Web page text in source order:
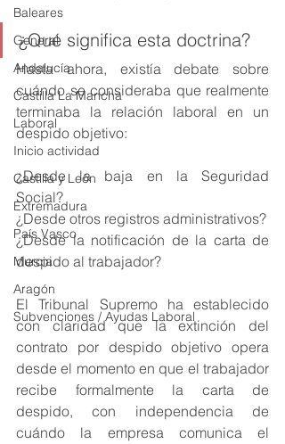
Baleares
General
Andalucía
Castilla La Mancha
Laboral
Inicio actividad
Castilla y León
Extremadura
País Vasco
Murcia
Aragón
Subvenciones / Ayudas Laboral
¿Qué significa esta doctrina?
Hasta ahora, existía debate sobre
cuándo se consideraba que realmente
terminaba la relación laboral en un
despido objetivo:
¿Desde la baja en la Seguridad
Social?
¿Desde otros registros administrativos?
¿Desde la notificación de la carta de
despido al trabajador?
El Tribunal Supremo ha establecido
con claridad que la extinción del
contrato por despido objetivo opera
desde el momento en que el trabajador
recibe formalmente la carta de
despido, con independencia de
cuándo la empresa comunica el